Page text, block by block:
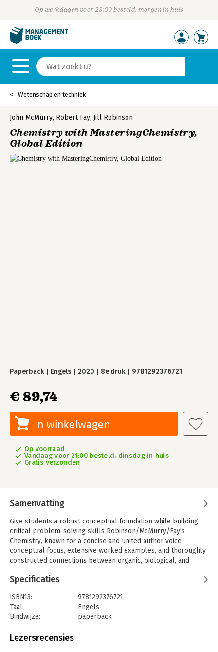
Op werkdagen voor 23:00 besteld, morgen in huis
Wetenschap en techniek
John McMurry, Robert Fay, Jill Robinson
Chemistry with MasteringChemistry,
Global Edition
Paperback Engels 2020 8e druk 9781292376721
€ 89,74
In winkelwagen
Op voorraad
Vandaag voor 21:00 besteld, dinsdag in huis
Gratis verzonden
Samenvatting
Give students a robust conceptual foundation while building
critical problem-solving skills Robinson/McMurry/Fay's
Chemistry, known for a concise and united author voice,
conceptual focus, extensive worked examples, and thoroughly
constructed connections between organic, biological, and
students' lives and careers.
Lead author Jill Robinson strengthens the student orientation
by creating more engaging, active learning opportunities for
students and faculty. With the 8th Edition, Robinson draws
experiences that help identify and address students'
Specificaties
ISBN13:
9781292376721
Taal:
Engels
Bindwijze:
paperback
Druk:
Lezersrecensies